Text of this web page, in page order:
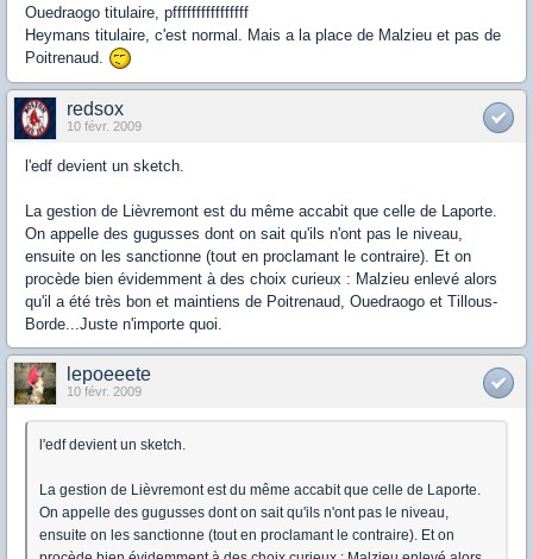
Ouedraogo titulaire, pffffffffffffffff
Heymans titulaire, c'est normal. Mais a la place de Malzieu et pas de
Poitrenaud.
redsox
10 févr. 2009
l'edf devient un sketch.
La gestion de Lièvremont est du même accabit que celle de Laporte.
On appelle des gugusses dont on sait qu'ils n'ont pas le niveau,
ensuite on les sanctionne (tout en proclamant le contraire). Et on
procède bien évidemment à des choix curieux : Malzieu enlevé alors
qu'il a été très bon et maintiens de Poitrenaud, Ouedraogo et Tillous-
Borde...Juste n'importe quoi.
lepoeeete
10 févr. 2009
l'edf devient un sketch.
La gestion de Lièvremont est du même accabit que celle de Laporte.
On appelle des gugusses dont on sait qu'ils n'ont pas le niveau,
ensuite on les sanctionne (tout en proclamant le contraire). Et on